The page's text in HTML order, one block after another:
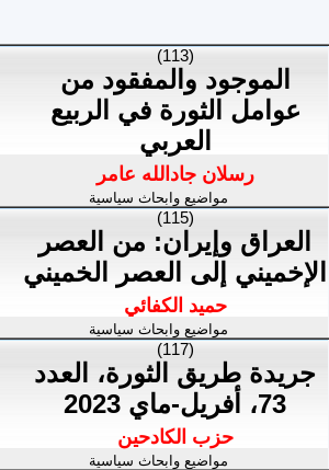
(113)
الموجود والمفقود من
عوامل الثورة في الربيع
العربي
رسلان جادالله عامر
مواضيع وابحاث سياسية
(115)
العراق وإيران: من العصر
الإخميني إلى العصر الخميني
حميد الكفائي
مواضيع وابحاث سياسية
(117)
جريدة طريق الثورة، العدد
73، أفريل-ماي 2023
حزب الكادحين
مواضيع وابحاث سياسية